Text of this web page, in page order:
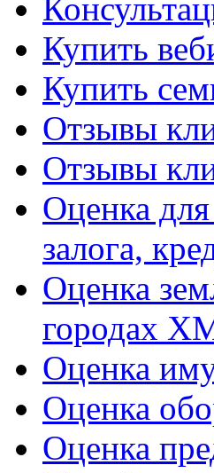
Купить
Купить
Отзывы
Отзывы
Оценка
залога,
Оценка
городах
Оценка
Оценка
Оценка